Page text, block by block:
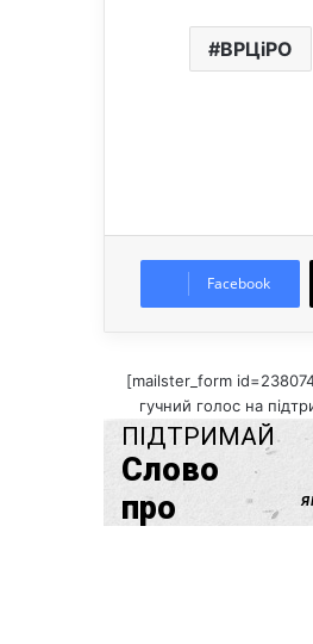
ВРЦіРО
Facebook
[mailster_form
гучний голос на